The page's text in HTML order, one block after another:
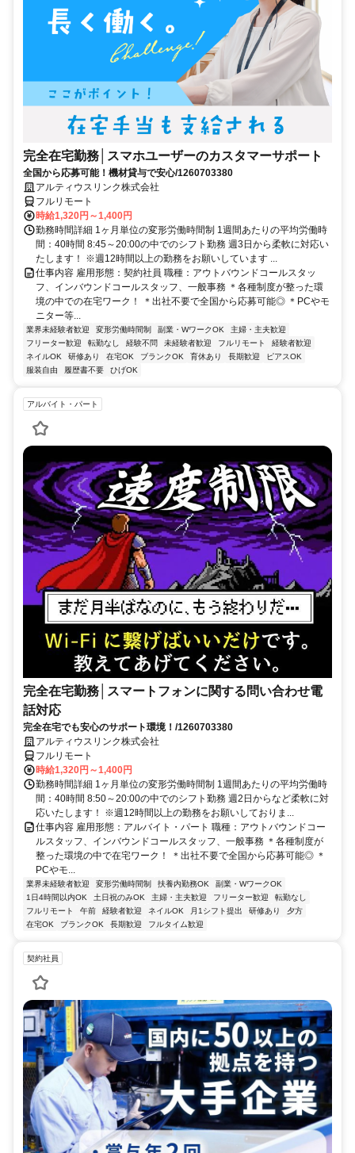
完全在宅勤務│スマホユーザーのカスタマーサポート
全国から応募可能！機材貸与で安心/1260703380
アルティウスリンク株式会社
フルリモート
時給1,320円～1,400円
勤務時間詳細 1ヶ月単位の変形労働時間制 1週間あたりの平均労働時
間：40時間 8:45～20:00の中でのシフト勤務 週3日から柔軟に対応い
たします！ ※週12時間以上の勤務をお願いしています ...
仕事内容 雇用形態：契約社員 職種：アウトバウンドコールスタッ
フ、インバウンドコールスタッフ、一般事務 ＊各種制度が整った環
境の中での在宅ワーク！ ＊出社不要で全国から応募可能◎ ＊PCやモ
ニター等...
業界未経験者歓迎 変形労働時間制 副業・WワークOK
主婦・主夫歓迎
フリーター歓迎
転勤なし 経験不問 未経験者歓迎 フルリモート
経験者歓迎
ネイルOK
研修あり 在宅OK ブランクOK 育休あり 長期歓迎
ピアスOK
服装自由
履歴書不要 ひげOK
アルバイト・パート
完全在宅勤務│スマートフォンに関する問い合わせ電
話対応
完全在宅でも安心のサポート環境！/1260703380
アルティウスリンク株式会社
フルリモート
時給1,320円～1,400円
勤務時間詳細 1ヶ月単位の変形労働時間制 1週間あたりの平均労働時
間：40時間 8:50～20:00の中でのシフト勤務 週2日からなど柔軟に対
応いたします！ ※週12時間以上の勤務をお願いしておりま...
仕事内容 雇用形態：アルバイト・パート 職種：アウトバウンドコー
ルスタッフ、インバウンドコールスタッフ、一般事務 ＊各種制度が
整った環境の中で在宅ワーク！ ＊出社不要で全国から応募可能◎ ＊
PCやモ...
業界未経験者歓迎 変形労働時間制 扶養内勤務OK
副業・WワークOK
1日4時間以内OK
土日祝のみOK 主婦・主夫歓迎 フリーター歓迎
転勤なし
フルリモート
午前 経験者歓迎 ネイルOK 月1シフト提出 研修あり
夕方
在宅OK
ブランクOK 長期歓迎 フルタイム歓迎
契約社員